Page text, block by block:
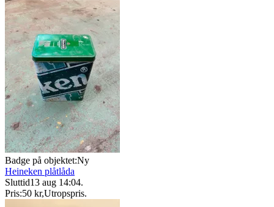
Badge på objektet:Ny
Heineken plåtlåda
Sluttid13 aug 14:04.
Pris:50 kr,Utropspris.